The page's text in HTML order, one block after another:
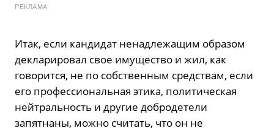
РЕКЛАМА
Итак, если кандидат ненадлежащим образом
декларировал свое имущество и жил, как
говорится, не по собственным средствам, если
его профессиональная этика, политическая
нейтральность и другие добродетели
запятнаны, можно считать, что он не